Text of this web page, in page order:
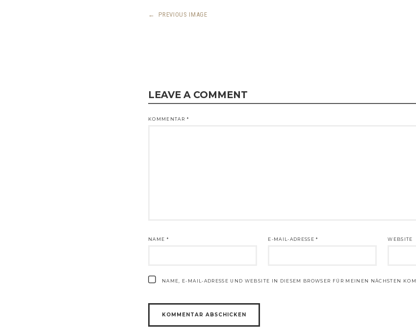
← PREVIOUS IMAGE
LEAVE A COMMENT
KOMMENTAR *
NAME * E-MAIL-ADRESSE* WEBSITE
NAME, E-MAIL-ADRESSE UND WEBSITE IN DIESEM BROWSER FÜR MEINEN NÄCHSTEN